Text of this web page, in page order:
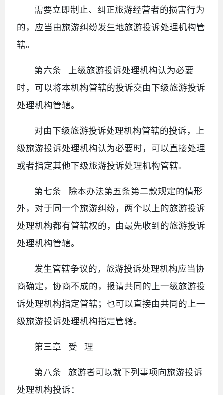
需要立即制止、纠正旅游经营者的损害行为
的，应当由旅游纠纷发生地旅游投诉处理机构管
辖。
第六条 上级旅游投诉处理机构认为必要
时，可以将本机构管辖的投诉交由下级旅游投诉
处理机构管辖。
对由下级旅游投诉处理机构管辖的投诉，上
级旅游投诉处理机构认为必要时，可以直接处理
或者指定其他下级旅游投诉处理机构管辖。
第七条 除本办法第五条第二款规定的情形
外，对于同一个旅游纠纷，两个以上的旅游投诉
处理机构都有管辖权的，由最先收到的旅游投诉
处理机构管辖。
发生管辖争议的，旅游投诉处理机构应当协
商确定，协商不成的，报请共同的上一级旅游投
诉处理机构指定管辖；也可以直接由共同的上一
级旅游投诉处理机构指定管辖。
第三章 受 理
第八条 旅游者可以就下列事项向旅游投诉
处理机构投诉：